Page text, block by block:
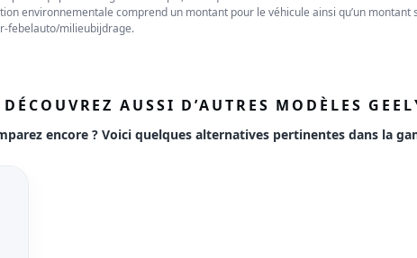
environnementale comprend un montant pour le véhicule ainsi qu’un
febelauto/milieubijdrage.
DÉCOUVREZ AUSSI D’AUTRES MODÈLES
encore ? Voici quelques alternatives pertinentes dans la